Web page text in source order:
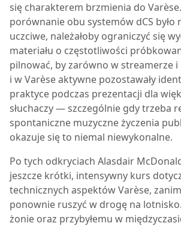
się charakterem brzmienia do
porównanie obu systemów dCS było
uczciwe, należałoby ograniczyć się
materiału o częstotliwości
pilnować, by zarówno w streamerze i
i w Varèse aktywne pozostawały
praktyce podczas prezentacji dla
słuchaczy — szczególnie gdy trzeba
spontaniczne muzyczne życzenia
okazuje się to niemal niewykonalne.
Po tych odkryciach Alasdair
jeszcze krótki, intensywny kurs
technicznych aspektów Varèse,
ponownie ruszyć w drogę na
żonie oraz przybyłemu w